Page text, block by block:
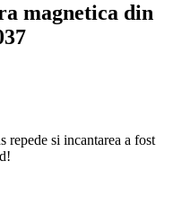
magnetica din
repede si incantarea a fost